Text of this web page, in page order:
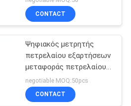
που μετρά την αίθουσα
CONTACT
Ψηφιακός μετρητής
πετρελαίου εξαρτήσεων
μεταφοράς πετρελαίου
με τον αγκώνα σύνδεσης
και το σωλήνα αγωγών
βρυσών διανομής
negotiable MOQ:50pcs
CONTACT